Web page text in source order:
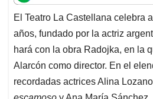
t
s
A
p
p
e
b
o
o
k
k
e
d
I
n
i
l
e
a
d
s
El Teatro La Castellana celebra
años, fundado por la actriz
hará con la obra Radojka, en la
Alarcón como director. En el
recordadas actrices Alina